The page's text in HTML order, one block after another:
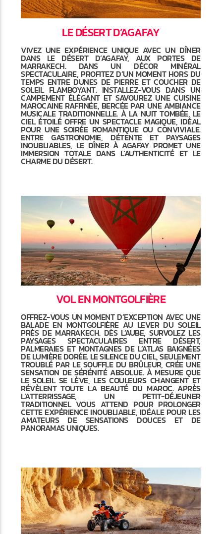
LE DÉSERT D’AGAFAY
VIVEZ UNE EXPÉRIENCE UNIQUE AVEC UN DÎNER
DANS LE DÉSERT D’AGAFAY, AUX PORTES DE
MARRAKECH. DANS UN DÉCOR MINÉRAL
SPECTACULAIRE, PROFITEZ D’UN MOMENT HORS DU
TEMPS ENTRE DUNES DE PIERRE ET COUCHER DE
SOLEIL FLAMBOYANT. INSTALLEZ-VOUS DANS UN
CAMPEMENT ÉLÉGANT ET SAVOUREZ UNE CUISINE
MAROCAINE RAFFINÉE, BERCÉE PAR UNE AMBIANCE
MUSICALE TRADITIONNELLE. À LA NUIT TOMBÉE, LE
CIEL ÉTOILÉ OFFRE UN SPECTACLE MAGIQUE, IDÉAL
POUR UNE SOIRÉE ROMANTIQUE OU CONVIVIALE.
ENTRE GASTRONOMIE, DÉTENTE ET PAYSAGES
INOUBLIABLES, LE DÎNER À AGAFAY PROMET UNE
IMMERSION TOTALE DANS L’AUTHENTICITÉ ET LE
CHARME DU DÉSERT.
VOL EN MONTGOLFIÈRE
OFFREZ-VOUS UN MOMENT D’EXCEPTION AVEC UNE
BALADE EN MONTGOLFIÈRE AU LEVER DU SOLEIL
PRÈS DE MARRAKECH. DÈS L’AUBE, SURVOLEZ LES
PAYSAGES SPECTACULAIRES ENTRE DÉSERT,
PALMERAIES ET MONTAGNES DE L’ATLAS BAIGNÉES
DE LUMIÈRE DORÉE. LE SILENCE DU CIEL, SEULEMENT
TROUBLÉ PAR LE SOUFFLE DU BRÛLEUR, CRÉE UNE
SENSATION DE SÉRÉNITÉ ABSOLUE. À MESURE QUE
LE SOLEIL SE LÈVE, LES COULEURS CHANGENT ET
RÉVÈLENT TOUTE LA BEAUTÉ DU MAROC. APRÈS
L’ATTERRISSAGE, UN PETIT-DÉJEUNER
TRADITIONNEL VOUS ATTEND POUR PROLONGER
CETTE EXPÉRIENCE INOUBLIABLE, IDÉALE POUR LES
AMATEURS DE SENSATIONS DOUCES ET DE
PANORAMAS UNIQUES.